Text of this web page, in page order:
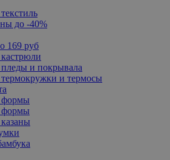
до -40%
169 руб
и покрывала
и термосы
формы
формы